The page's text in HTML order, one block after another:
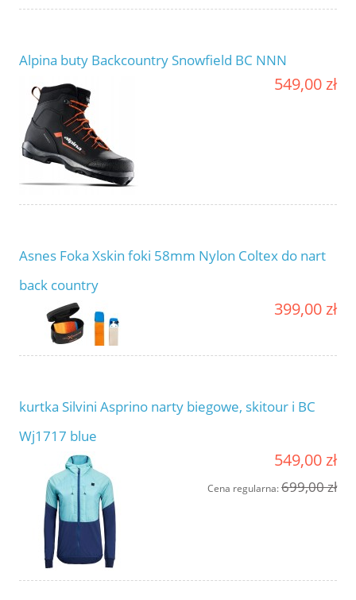
Alpina buty Backcountry Snowfield BC NNN
549,00 zł
Asnes Foka Xskin foki 58mm Nylon Coltex do nart
back country
399,00 zł
kurtka Silvini Asprino narty biegowe, skitour i BC
Wj1717 blue
549,00 zł
Cena regularna:699,00 zł